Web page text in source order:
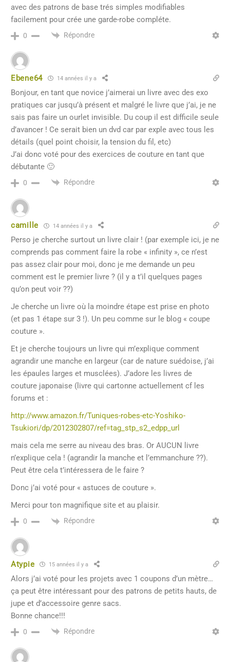
avec des patrons de base trés simples modifiables
facilement pour crée une garde-robe compléte.
0 Répondre
Ebene64 14 années il y a
Bonjour, en tant que novice j’aimerai un livre avec des exo
pratiques car jusqu’à présent et malgré le livre que j’ai, je ne
sais pas faire un ourlet invisible. Du coup il est difficile seule
d’avancer ! Ce serait bien un dvd car par exple avec tous les
détails (quel point choisir, la tension du fil, etc)
J’ai donc voté pour des exercices de couture en tant que
débutante 🙂
0 Répondre
camille 14 années il y a
Perso je cherche surtout un livre clair ! (par exemple ici, je ne
comprends pas comment faire la robe « infinity », ce n’est
pas assez clair pour moi, donc je me demande un peu
comment est le premier livre ? (il y a t’il quelques pages
qu’on peut voir ??)
Je cherche un livre où la moindre étape est prise en photo
(et pas 1 étape sur 3 !). Un peu comme sur le blog « coupe
couture ».
Et je cherche toujours un livre qui m’explique comment
agrandir une manche en largeur (car de nature suédoise, j’ai
les épaules larges et musclées). J’adore les livres de
couture japonaise (livre qui cartonne actuellement cf les
forums et :
http://www.amazon.fr/Tuniques-robes-etc-Yoshiko-
Tsukiori/dp/2012302807/ref=tag_stp_s2_edpp_url
mais cela me serre au niveau des bras. Or AUCUN livre
n’explique cela ! (agrandir la manche et l’emmanchure ??).
Peut être cela t’intéressera de le faire ?
Donc j’ai voté pour « astuces de couture ».
Merci pour ton magnifique site et au plaisir.
0 Répondre
Atypie 15 années il y a
Alors j’ai voté pour les projets avec 1 coupons d’un mètre…
ça peut être intéressant pour des patrons de petits hauts, de
jupe et d’accessoire genre sacs.
Bonne chance!!!
0 Répondre